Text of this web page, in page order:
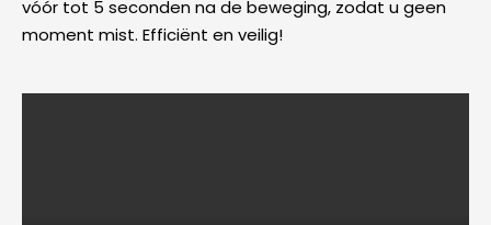
vóór tot 5 seconden na de beweging, zodat u geen
moment mist. Efficiënt en veilig!